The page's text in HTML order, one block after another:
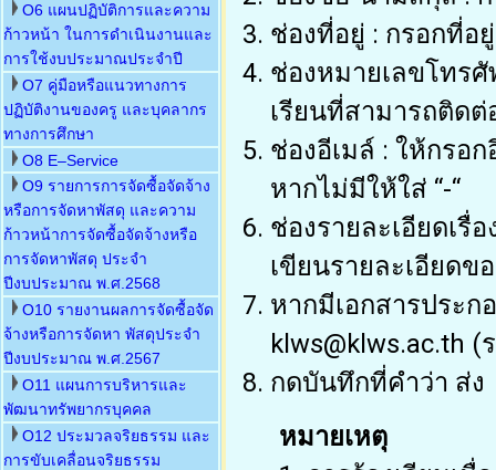
O6 แผนปฏิบัติการและความ
ก้าวหน้า ในการดำเนินงานและ
การใช้งบประมาณประจำปี
O7 คู่มือหรือแนวทางการ
ปฏิบัติงานของครู และบุคลากร
ทางการศึกษา
O8 E–Service
O9 รายการการจัดซื้อจัดจ้าง
หรือการจัดหาพัสดุ และความ
ก้าวหน้าการจัดซื้อจัดจ้างหรือ
การจัดหาพัสดุ ประจำ
ปีงบประมาณ พ.ศ.2568
O10 รายงานผลการจัดซื้อจัด
จ้างหรือการจัดหา พัสดุประจำ
ปีงบประมาณ พ.ศ.2567
O11 แผนการบริหารและ
พัฒนาทรัพยากรบุคคล
O12 ประมวลจริยธรรม และ
การขับเคลื่อนจริยธรรม